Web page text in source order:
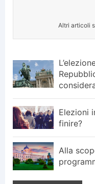
Altri articoli
Elezioni
finire?
Alla